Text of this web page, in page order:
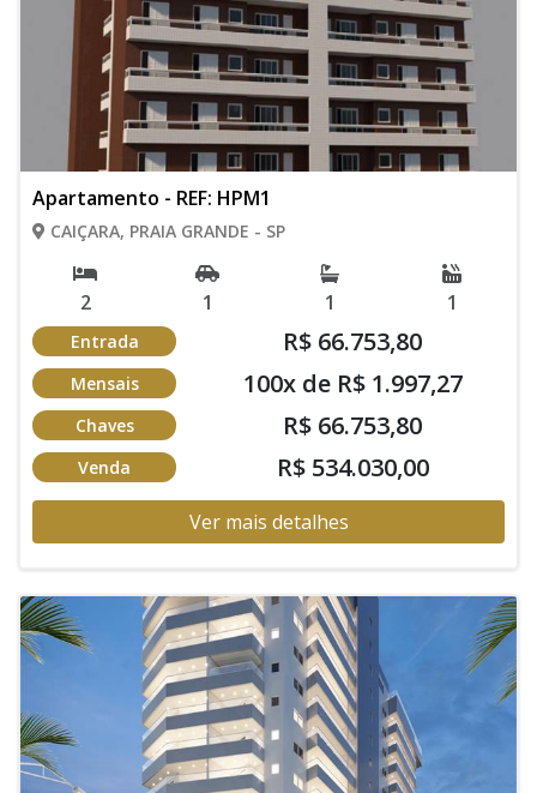
Apartamento - REF: HPM1
CAIÇARA, PRAIA GRANDE - SP
2 1 1 1
Entrada R$ 66.753,80
Mensais 100x de R$ 1.997,27
Chaves R$ 66.753,80
Venda R$ 534.030,00
Ver mais detalhes